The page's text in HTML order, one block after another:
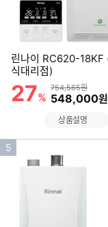
린나이 RC620-18KF (공
식대리점)
할인률
27%
상품금액
754,565원
할인금액
548,000원
상품설명
인
5